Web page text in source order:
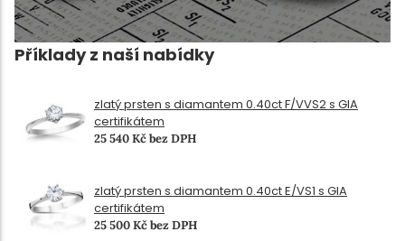
Příklady z naší nabídky
zlatý prsten s diamantem 0.40ct F/VVS2 s GIA
certifikátem
25 540 Kč bez DPH
zlatý prsten s diamantem 0.40ct E/VS1 s GIA
certifikátem
25 500 Kč bez DPH